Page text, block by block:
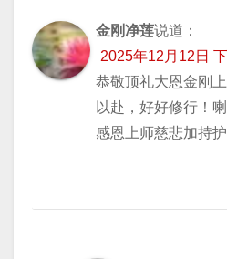
金刚净莲说道：
2025年12月12日
恭敬顶礼大恩金刚
以赴，好好修行！
感恩上师慈悲加持